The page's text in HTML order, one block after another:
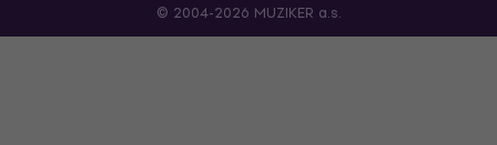
© 2004-2026 MUZIKER a.s.